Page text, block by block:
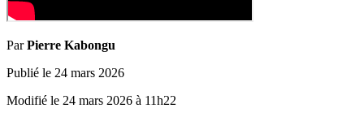
Par Pierre Kabongu
Publié le 24 mars 2026
Modifié le 24 mars 2026 à 11h22